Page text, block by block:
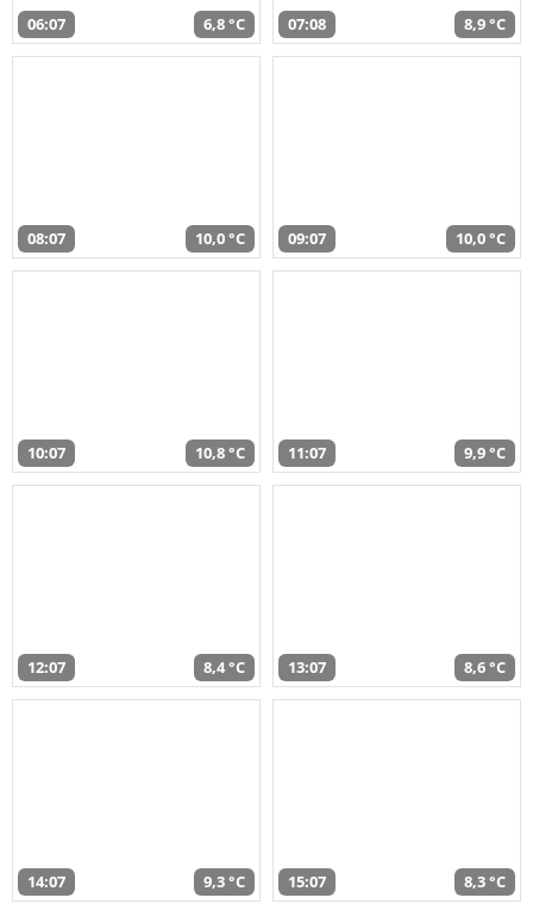
06:07 6,8 °C 07:08 8,9 °C
08:07 10,0 °C 09:07 10,0 °C
10:07 10,8 °C 11:07 9,9 °C
12:07 8,4 °C 13:07 8,6 °C
14:07 9,3 °C 15:07 8,3 °C